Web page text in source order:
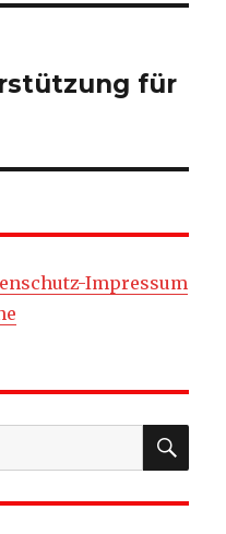
für
Impressum